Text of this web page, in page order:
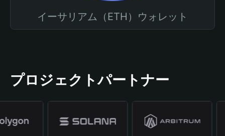
イーサリアム（ETH）ウォレット
プロジェクトパートナー